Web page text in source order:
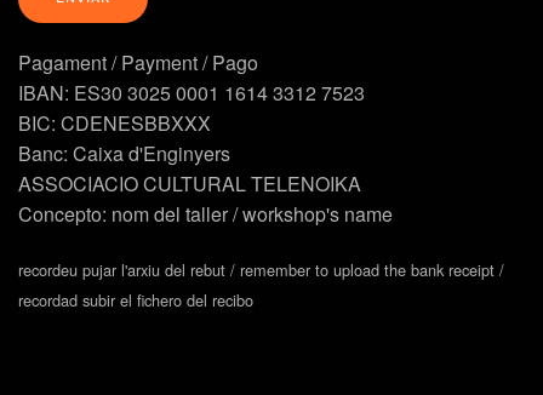
Pagament / Payment / Pago
IBAN: ES30 3025 0001 1614 3312 7523
BIC: CDENESBBXXX
Banc: Caixa d'Enginyers
ASSOCIACIO CULTURAL TELENOIKA
Concepto: nom del taller / workshop's name
recordeu pujar l'arxiu del rebut / remember to upload the bank receipt /
recordad subir el fichero del recibo